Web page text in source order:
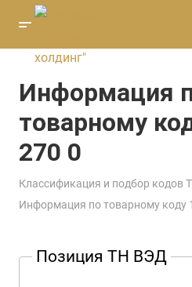
Информация
товарному
270 0
Классификация и подбор кодов
Информация по товарному коду
Позиция ТН ВЭД